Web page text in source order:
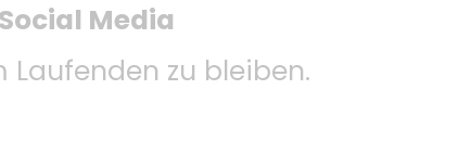
Media
zu bleiben.